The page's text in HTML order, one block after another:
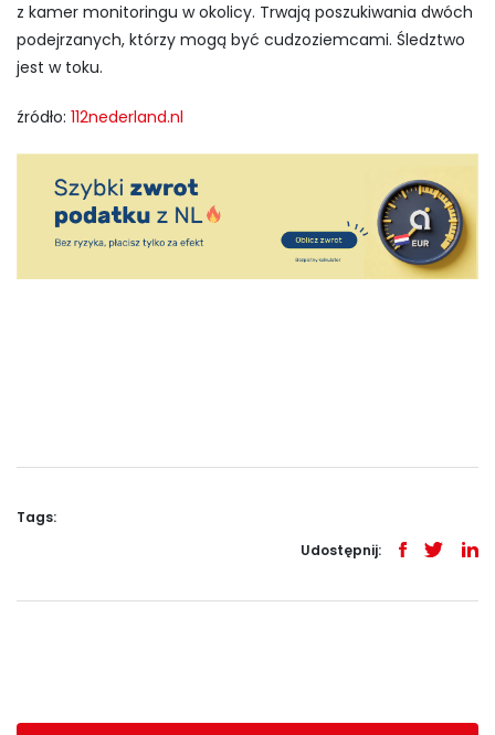
z kamer monitoringu w okolicy. Trwają poszukiwania dwóch
podejrzanych, którzy mogą być cudzoziemcami. Śledztwo
jest w toku.
źródło: 112nederland.nl
Tags:
Udostępnij: